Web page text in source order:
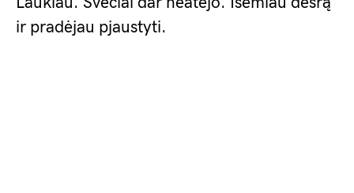
ir pradėjau pjaustyti.